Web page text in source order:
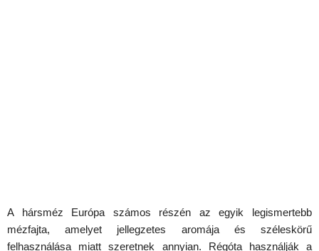
A hársméz Európa számos részén az egyik legismertebb
mézfajta, amelyet jellegzetes aromája és széleskörű
felhasználása miatt szeretnek annyian. Régóta használják a